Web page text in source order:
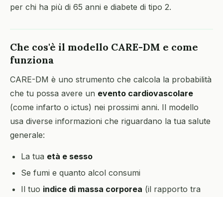
per chi ha più di 65 anni e diabete di tipo 2.
Che cos'è il modello CARE-DM e come
funziona
CARE-DM è uno strumento che calcola la probabilità
che tu possa avere un evento cardiovascolare
(come infarto o ictus) nei prossimi anni. Il modello
usa diverse informazioni che riguardano la tua salute
generale:
La tua età e sesso
Se fumi e quanto alcol consumi
Il tuo indice di massa corporea (il rapporto tra